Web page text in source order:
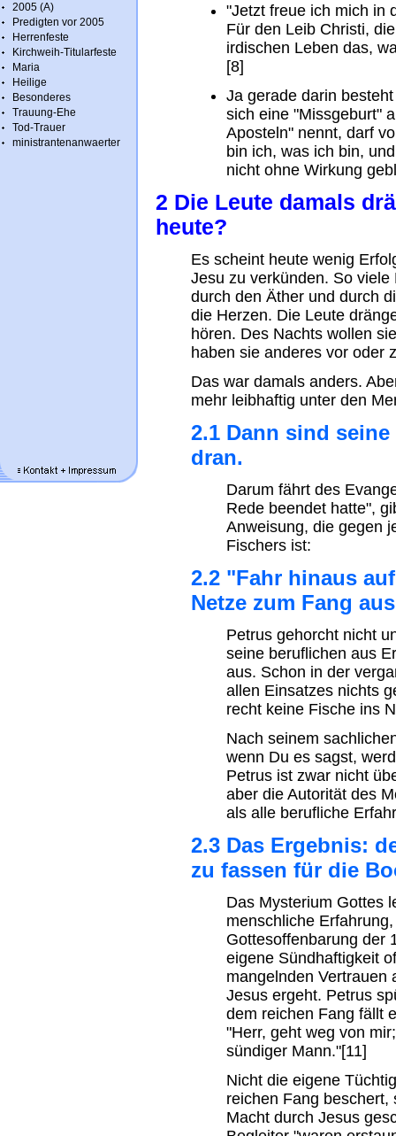
2005 (A)
Predigten vor 2005
Herrenfeste
Kirchweih-Titularfeste
Maria
Heilige
Besonderes
Trauung-Ehe
Tod-Trauer
ministrantenanwaerter
"Jetzt freue ich mich in
Für den Leib Christi,
irdischen Leben das,
[8]
Ja gerade darin
sich eine "Missgeburt"
Aposteln" nennt, darf
bin ich, was ich bin,
nicht ohne Wirkung
2 Die Leute damals
heute?
Es scheint heute wenig
Jesu zu verkünden. So
durch den Äther und durch
die Herzen. Die Leute
hören. Des Nachts wollen
haben sie anderes vor oder
Das war damals anders.
mehr leibhaftig unter den
2.1 Dann sind
dran.
Darum fährt des
Rede beendet hatte",
Anweisung, die gegen
Fischers ist:
2.2 "Fahr hinaus
Netze zum Fang
Petrus gehorcht nicht
seine beruflichen aus
aus. Schon in der
allen Einsatzes nichts
recht keine Fische ins
Nach seinem
wenn Du es sagst,
Petrus ist zwar nicht
aber die Autorität des
als alle berufliche
2.3 Das Ergebnis:
zu fassen für die
Das Mysterium Gottes
menschliche
Gottesoffenbarung der
eigene Sündhaftigkeit
mangelnden Vertrauen
Jesus ergeht. Petrus
dem reichen Fang fällt
"Herr, geht weg von
sündiger Mann."[11]
Nicht die eigene
reichen Fang
Macht durch Jesus